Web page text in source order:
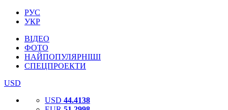
РУС
УКР
ВІДЕО
ФОТО
НАЙПОПУЛЯРНІШІ
СПЕЦПРОЕКТИ
USD
USD 44.4138